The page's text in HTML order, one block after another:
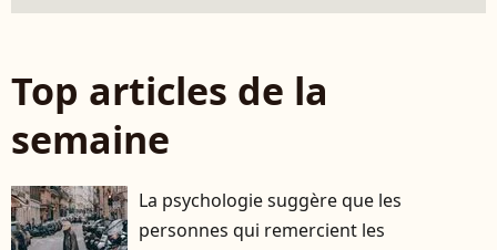
Top articles de la
semaine
La psychologie suggère que les
personnes qui remercient les